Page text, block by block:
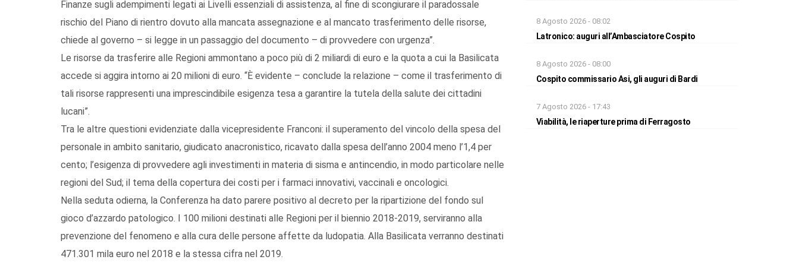
Finanze sugli adempimenti legati ai Livelli essenziali di assistenza, al fine di scongiurare il paradossale
rischio del Piano di rientro dovuto alla mancata assegnazione e al mancato trasferimento delle risorse,
chiede al governo – si legge in un passaggio del documento – di provvedere con urgenza”.
Le risorse da trasferire alle Regioni ammontano a poco più di 2 miliardi di euro e la quota a cui la Basilicata
accede si aggira intorno ai 20 milioni di euro. “È evidente – conclude la relazione – come il trasferimento di
tali risorse rappresenti una imprescindibile esigenza tesa a garantire la tutela della salute dei cittadini
lucani”.
Tra le altre questioni evidenziate dalla vicepresidente Franconi: il superamento del vincolo della spesa del
personale in ambito sanitario, giudicato anacronistico, ricavato dalla spesa dell’anno 2004 meno l’1,4 per
cento; l’esigenza di provvedere agli investimenti in materia di sisma e antincendio, in modo particolare nelle
regioni del Sud; il tema della copertura dei costi per i farmaci innovativi, vaccinali e oncologici.
Nella seduta odierna, la Conferenza ha dato parere positivo al decreto per la ripartizione del fondo sul
gioco d’azzardo patologico. I 100 milioni destinati alle Regioni per il biennio 2018-2019, serviranno alla
prevenzione del fenomeno e alla cura delle persone affette da ludopatia. Alla Basilicata verranno destinati
471.301 mila euro nel 2018 e la stessa cifra nel 2019.
8 Agosto 2026 - 08:02
Latronico: auguri all’Ambasciatore Cospito
8 Agosto 2026 - 08:00
Cospito commissario Asi, gli auguri di Bardi
7 Agosto 2026 - 17:43
Viabilità, le riaperture prima di Ferragosto